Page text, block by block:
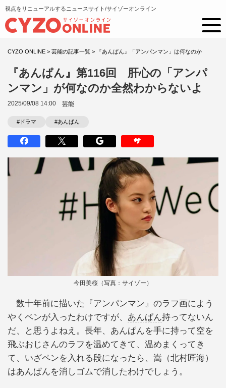
視点をリニューアルするニュースサイト/サイゾーオンライン
CYZO ONLINE > 芸能の記事一覧 > 『あんぱん』「アンパンマン」は何なのか
『あんぱん』第116回 肝心の「アンパ
ンマン」が何なのか全然わからないよ
2025/09/08 14:00 芸能
#ドラマ #あんぱん
今田美桜（写真：サイゾー）
数十年前に描いた『アンパンマン』のラフ画によう
やくペンが入ったわけですが、 あんぱん持ってないん
だ、と思うよねえ。長年、あんぱんを手に持って空を
飛ぶおじさんのラフを温めてきて、温めまくってき
て、いざペンを入れる段になったら、嵩（北村匠海）
はあんぱんを消しゴムで消したわけでしょう。